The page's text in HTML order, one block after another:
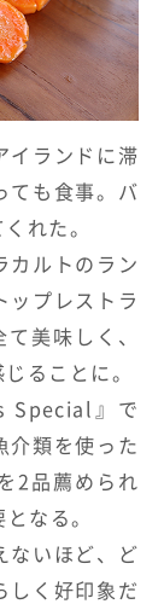
イランドに滞
ても食事。バ
れた。
カルトのラン
ップレストラ
美味しく、
ることに。
Special』で
介類を使った
2品薦められ
なる。
ないほど、ど
しく好印象だ